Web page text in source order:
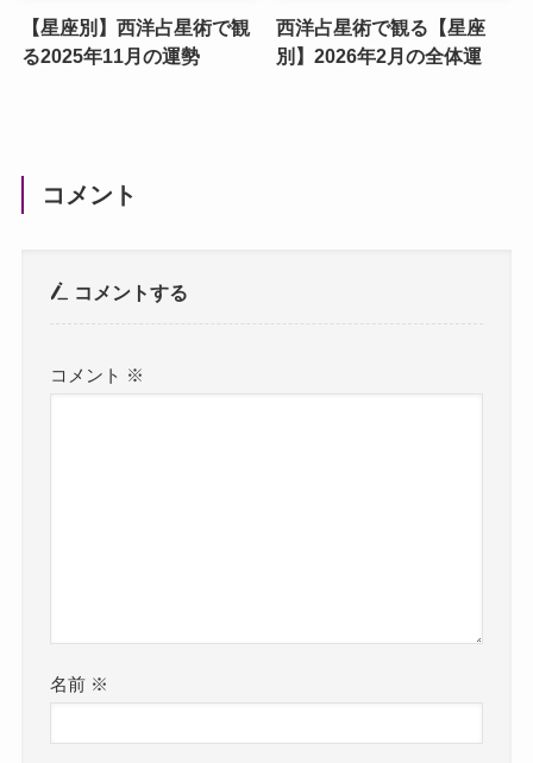
【星座別】西洋占星術で観
る2025年11月の運勢
西洋占星術で観る【星座
別】2026年2月の全体運
コメント
コメントする
コメント ※
名前 ※